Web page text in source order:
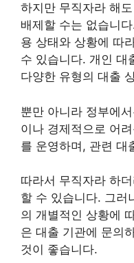
하지만 무직자라 해
배제할 수는 없습니
용 상태와 상황에 따
수 있습니다. 개인 대
다양한 유형의 대출
뿐만 아니라 정부에
이나 경제적으로 어
를 운영하며, 관련 대
따라서 무직자라 하
할 수 있습니다. 그러
의 개별적인 상황에
은 대출 기관에 문의
것이 좋습니다.